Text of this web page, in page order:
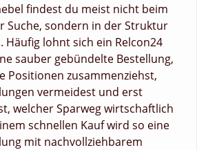
findest du meist nicht beim
Suche, sondern in der Struktur
Häufig lohnt sich ein Relcon24
sauber gebündelte Bestellung,
Positionen zusammenziehst,
vermeidest und erst
welcher Sparweg wirtschaftlich
schnellen Kauf wird so eine
mit nachvollziehbarem